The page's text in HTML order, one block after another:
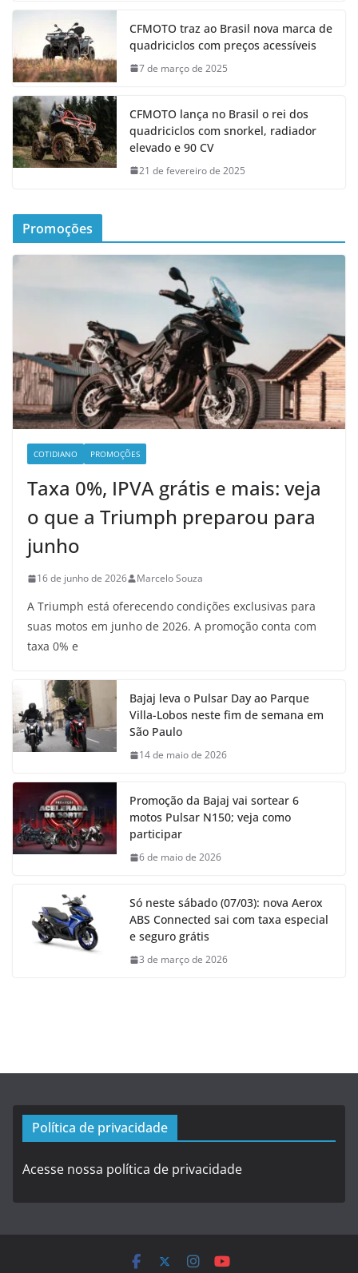
CFMOTO traz ao Brasil nova marca de
quadriciclos com preços acessíveis
7 de março de 2025
CFMOTO lança no Brasil o rei dos
quadriciclos com snorkel, radiador
elevado e 90 CV
21 de fevereiro de 2025
Promoções
COTIDIANO PROMOÇÕES
Taxa 0%, IPVA grátis e mais: veja
o que a Triumph preparou para
junho
16 de junho de 2026 Marcelo Souza
A Triumph está oferecendo condições exclusivas para
suas motos em junho de 2026. A promoção conta com
taxa 0% e
Bajaj leva o Pulsar Day ao Parque
Villa-Lobos neste fim de semana em
São Paulo
14 de maio de 2026
Promoção da Bajaj vai sortear 6
motos Pulsar N150; veja como
participar
6 de maio de 2026
Só neste sábado (07/03): nova Aerox
ABS Connected sai com taxa especial
e seguro grátis
3 de março de 2026
Política de privacidade
Acesse nossa política de privacidade